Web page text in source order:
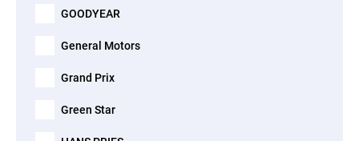
GOODYEAR
General Motors
Grand Prix
Green Star